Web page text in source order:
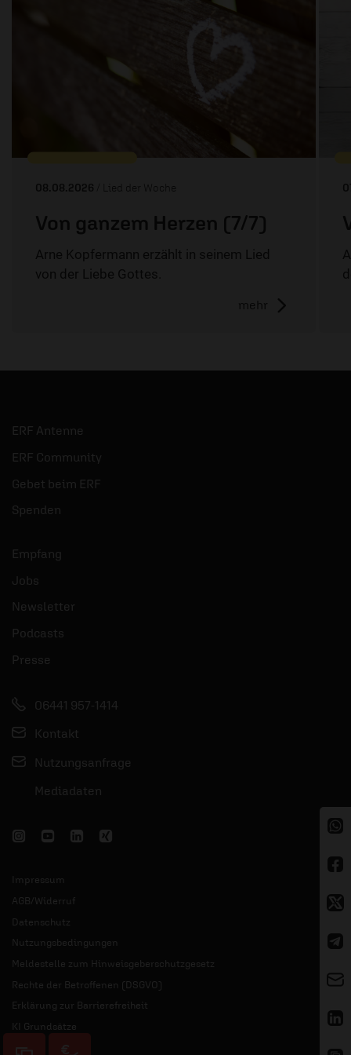
08.08.2026 / Lied der Woche
Von ganzem Herzen (7/7)
Arne Kopfermann erzählt in seinem Lied
von der Liebe Gottes.
mehr
ERF Antenne
ERF Community
Gebet beim ERF
Spenden
Empfang
Jobs
Newsletter
Podcasts
Presse
06441 957-1414
Kontakt
Nutzungsanfrage
Mediadaten
Impressum
AGB/Widerruf
Datenschutz
Nutzungsbedingungen
Meldestelle zum Hinweisgeberschutzgesetz
Rechte der Betroffenen (DSGVO)
Erklärung zur Barrierefreiheit
KI Grundsätze